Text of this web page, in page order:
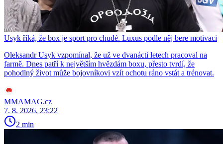
Usyk říká, že box je sport pro chudé. Luxus podle něj bere motivaci
Oleksandr Usyk vzpomínal, že už ve dvanácti letech pracoval na
farmě. Dnes patří k největším hvězdám boxu, přesto tvrdí, že
pohodlný život může bojovníkovi vzít ochotu ráno vstát a trénovat.
MMAMAG.cz
7. 8. 2026, 23:22
2 min